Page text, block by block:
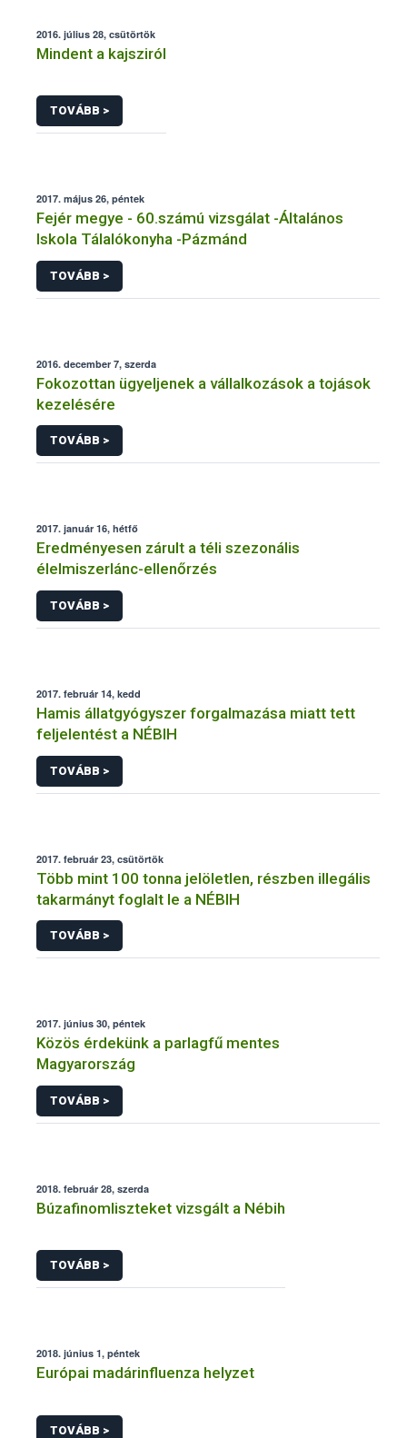
2016. július 28, csütörtök
Mindent a kajsziról
TOVÁBB >
2017. május 26, péntek
Fejér megye - 60.számú vizsgálat -Általános
Iskola Tálalókonyha -Pázmánd
TOVÁBB >
2016. december 7, szerda
Fokozottan ügyeljenek a vállalkozások a tojások
kezelésére
TOVÁBB >
2017. január 16, hétfő
Eredményesen zárult a téli szezonális
élelmiszerlánc-ellenőrzés
TOVÁBB >
2017. február 14, kedd
Hamis állatgyógyszer forgalmazása miatt tett
feljelentést a NÉBIH
TOVÁBB >
2017. február 23, csütörtök
Több mint 100 tonna jelöletlen, részben illegális
takarmányt foglalt le a NÉBIH
TOVÁBB >
2017. június 30, péntek
Közös érdekünk a parlagfű mentes
Magyarország
TOVÁBB >
2018. február 28, szerda
Búzafinomliszteket vizsgált a Nébih
TOVÁBB >
2018. június 1, péntek
Európai madárinfluenza helyzet
TOVÁBB >